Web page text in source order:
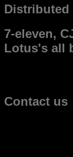
Distributed
7-eleven,
Lotus's all
Contact us